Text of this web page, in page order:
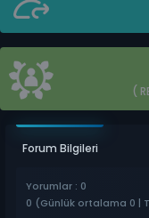
(
Forum Bilgileri
Yorumlar : 0
0 (Günlük ortalama 0 |